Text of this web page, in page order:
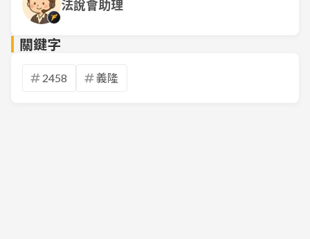
法說會助理
關鍵字
2458 義隆